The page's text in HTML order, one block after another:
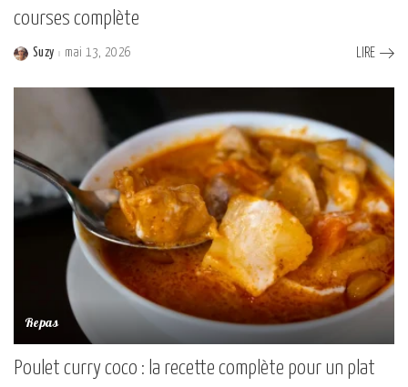
courses complète
Posted
Suzy mai 13, 2026 LIRE
Repas
Poulet curry coco : la recette complète pour un plat